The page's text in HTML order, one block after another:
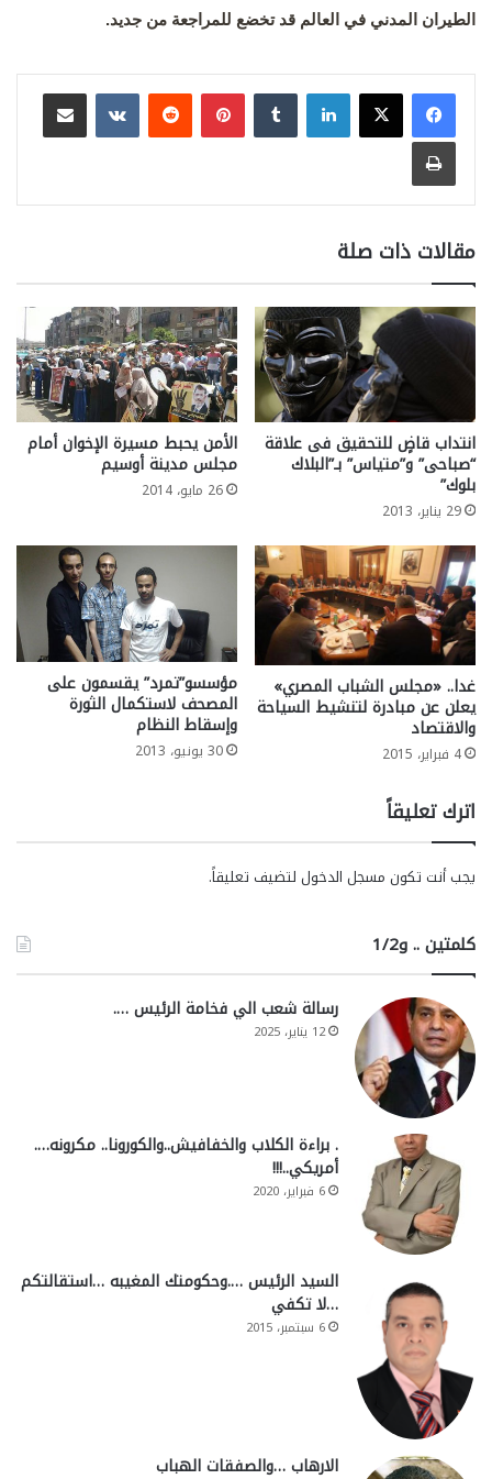
الطيران المدني في العالم قد تخضع للمراجعة من جديد.
لينكدإن بينتيريست
مشاركة عبر البريد
طباعة
مقالات ذات صلة
انتداب قاضٍ للتحقيق فى علاقة
“صباحى” و”متياس” بـ”البلاك
بلوك”
29 يناير، 2013
الأمن يحبط مسيرة الإخوان أمام
مجلس مدينة أوسيم
26 مايو، 2014
غدا.. «مجلس الشباب المصري»
يعلن عن مبادرة لتنشيط السياحة
والاقتصاد
4 فبراير، 2015
مؤسسو”تمرد” يقسمون على
المصحف لاستكمال الثورة
وإسقاط النظام
30 يونيو، 2013
اترك تعليقاً
يجب أنت تكون مسجل الدخول لتضيف تعليقاً.
كلمتين .. و1/2
رسالة شعب الي فخامة الرئيس ….
12 يناير، 2025
. براءة الكلاب والخفافيش..والكورونا.. مكرونه….
أمريكي..!!!
6 فبراير، 2020
السيد الرئيس ….وحكومتك المغيبه …استقالتكم
…لا تكفي
6 سبتمبر، 2015
الارهاب …والصفقات الهباب